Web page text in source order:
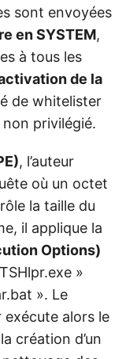
sont envoyées
en SYSTEM,
à tous les
de la
de whitelister
privilégié.
, l’auteur
où un octet
la taille du
il applique la
Options)
»
». Le
exécute alors le
création d’un